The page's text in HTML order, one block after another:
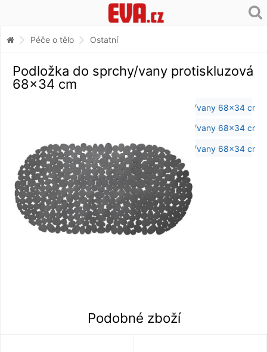
Péče o tělo Ostatní
Podložka do sprchy/vany protiskluzová
68x34 cm
Podobné zboží